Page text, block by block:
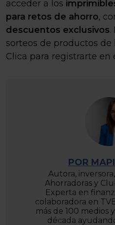
acceder a los
para retos de ahorro,
descuentos exclusivos.
sorteos de productos de
Clica para registrarte en
POR
Autora,
Ahorradoras y
Experta en
colaboradora en
más de 100 medios
década